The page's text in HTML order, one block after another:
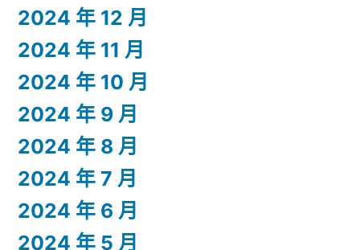
2024 年 12 月
2024 年 11 月
2024 年 10 月
2024 年 9 月
2024 年 8 月
2024 年 7 月
2024 年 6 月
2024 年 5 月